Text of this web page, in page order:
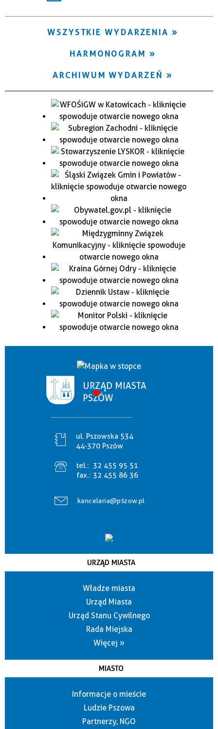
WSZYSTKIE WYDARZENIA
HARMONOGRAM
ARCHIWUM WYDARZEŃ
URZĄD MIASTA
PSZÓW
ul. Pszowska 534
44-370 Pszów
tel.: 32 455 95 51
fax.: 32 455 86 36
kancelaria@pszow.pl
URZĄD MIASTA
Władze miasta
Urząd Miasta
Urząd Stanu Cywilnego
Rada Miejska
Więcej »
MIASTO
Informacje o mieście
Ludzie Pszowa
Partnerzy, NGO